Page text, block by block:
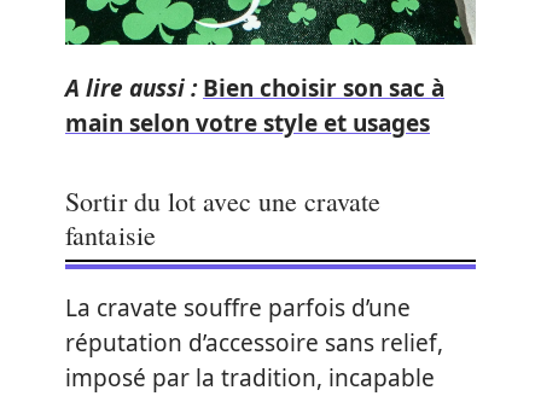
A lire aussi : Bien choisir son sac à
main selon votre style et usages
Sortir du lot avec une cravate
fantaisie
La cravate souffre parfois d’une
réputation d’accessoire sans relief,
imposé par la tradition, incapable